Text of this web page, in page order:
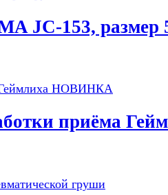
JC-153, размер
приёма